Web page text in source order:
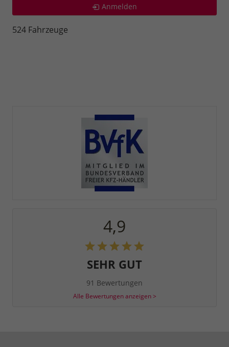
Anmelden
524 Fahrzeuge
4,9
SEHR GUT
91 Bewertungen
Alle Bewertungen anzeigen >